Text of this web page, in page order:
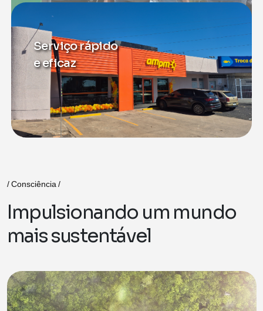
Serviço rápido
e eficaz
Consciência
Impulsionando um mundo
maissustentável